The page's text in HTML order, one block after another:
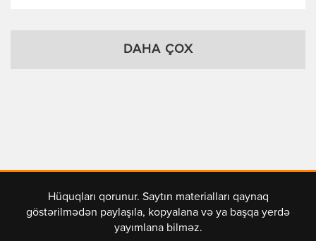
DAHA ÇOX
Hüquqları qorunur. Saytın materialları qaynaq
göstərilmədən paylaşıla, kopyalana və ya başqa yerdə
yayımlana bilməz.